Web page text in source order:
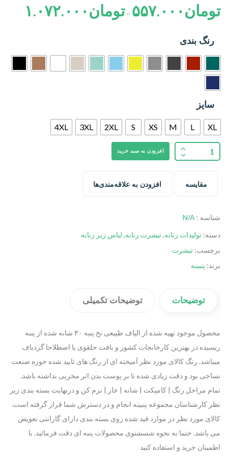
تومان۵۵۷.۰۰۰ – تومان۱.۰۷۲.۰۰۰
رنگ بندی
سایز
XL
L
M
XS
S
2XL
3XL
4XL
افزودن به سبد خرید
مقایسه افزودن به علاقه‌مندی‌ها
شناسه : N/A
دسته: تولیدات زنانه,تیشرت زنانه, لباس زیر زنانه
برچسب: تیشرت
برند: پنبینه
توضیحات توضیحات تکمیلی
محصول موجود تهیه شده از الیاف طبیعی نخ پنبه ۳۰ شانه شده از پنبه
ریسیده در بهترین کارخانجات کشور و بافت حلقوی یا اصطلاحا گردباف
میباشد. رنگ کالای مورد نظر آمیخته ای از رنگ های تایید شده حوزه صنعت
نساجی بود و دقت زیادی شده تا بر پوست بدن اثر مخربی نداشته باشد.
تمام مراحل رنگ | کامپکت | شانه | خار | نرم کن و درنهایت بسته بندی زیر
نظر کارشناسان مجموعه پنبینه انجام و در دسترش شما قرار گرفته است.
کالای مورد نظر در موارد قید شده روی بسته بندی دارای گارانتی تعویض
می باشد. حتما به نحوه شسشتوی محصولات پنبه ای دقت فرمائید. با
اطمینان خرید و استفاده کنید